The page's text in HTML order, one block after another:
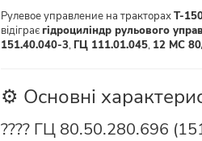
Рулевое управление на тракторахТ-
відіграєгідроциліндр рульового
151.40.040-3, ГЦ 111.01.045, 12 МС
⚙️ Основні
???? ГЦ 80.50.280.696